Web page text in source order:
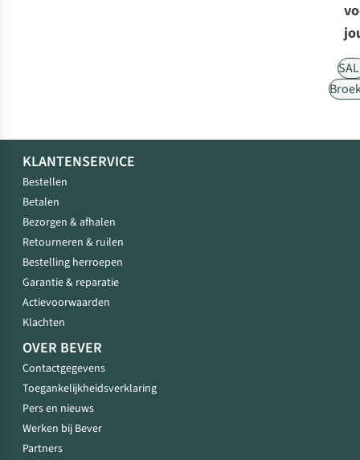
KLANTENSERVICE
Bestellen
Betalen
Bezorgen & afhalen
Retourneren & ruilen
Bestelling herroepen
Garantie & reparatie
Actievoorwaarden
Klachten
OVER BEVER
Contactgegevens
Toegankelijkheidsverklaring
Pers en nieuws
Werken bij Bever
Partners